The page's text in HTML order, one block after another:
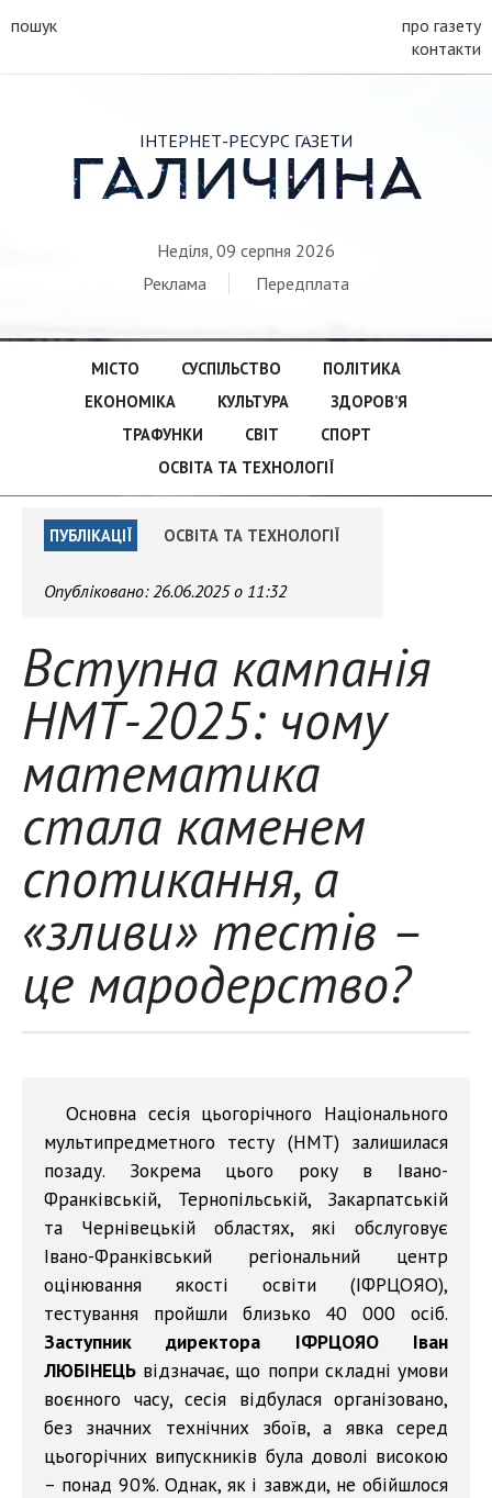
пошук
про газету
контакти
ІНТЕРНЕТ-РЕСУРС ГАЗЕТИ
ГАЛИЧИНА
Неділя, 09 серпня 2026
Реклама
Передплата
МІСТО СУСПІЛЬСТВО
ПОЛІТИКА
ЕКОНОМІКА
КУЛЬТУРА
ЗДОРОВ’Я
ТРАФУНКИ
СВІТ
СПОРТ
ОСВІТА ТА ТЕХНОЛОГІЇ
ПУБЛІКАЦІЇ ОСВІТА ТА ТЕХНОЛОГІЇ
Опубліковано:26.06.2025 о 11:32
Вступна кампанія
НМТ-2025: чому
математика
стала каменем
спотикання, а
«зливи» тестів –
це мародерство?
Основна сесія цьогорічного Національного
мультипредметного тесту (НМТ) залишилася
позаду. Зокрема цього року в Івано-
Франківській, Тернопільській, Закарпатській
та Чернівецькій областях, які обслуговує
Івано-Франківський регіональний центр
оцінювання якості освіти (ІФРЦОЯО),
тестування пройшли близько 40 000 осіб.
Заступник директора ІФРЦОЯО Іван
ЛЮБІНЕЦЬ відзначає, що попри складні умови
воєнного часу, сесія відбулася організовано,
без значних технічних збоїв, а явка серед
цьогорічних випускників була доволі високою
– понад 90%. Однак, як і завжди, не обійшлося